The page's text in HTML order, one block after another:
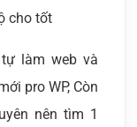
cho tốt
làm web và
pro WP, Còn
nên tìm 1